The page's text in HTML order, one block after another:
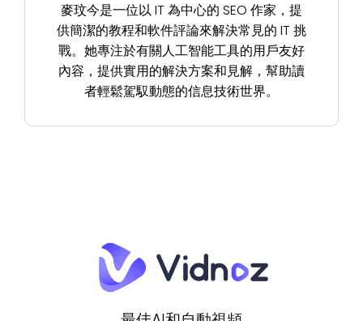
麥玟今是一位以 IT 為中心的 SEO 作家，提
供簡潔的教程和軟件評論來解決常見的 IT 挑
戰。她專注於有關人工智能工具的用戶友好
內容，提供實用的解決方案和見解，幫助讀
者輕鬆駕馭動態的信息技術世界。